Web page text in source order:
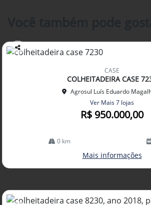
Co
CASE
COLHEITADEIRA CASE
Agrosul Luís Eduardo
Ver Mais 7 lojas
R$ 950.000,00
0 km
Mais informações